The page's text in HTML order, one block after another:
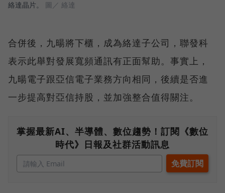
絡達晶片。 圖／ 絡達
合併後，九暘將下櫃，成為絡達子公司，聯發科
表示此舉對發展寬頻通訊有正面幫助。事實上，
九暘電子跟亞信電子業務方向相同，後續是否進
一步提高對亞信持股，並加強整合值得關注。
掌握最新AI、半導體、數位趨勢！訂閱《數位
時代》日報及社群活動訊息